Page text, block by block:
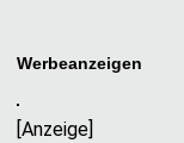
Werbeanzeigen
[Anzeige]